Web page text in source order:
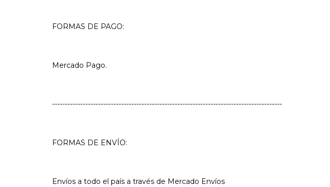
FORMAS DE PAGO:
Mercado Pago.
------------------------------------------------------------------------------------------
FORMAS DE ENVÍO:
Envíos a todo el país a través de Mercado Envíos